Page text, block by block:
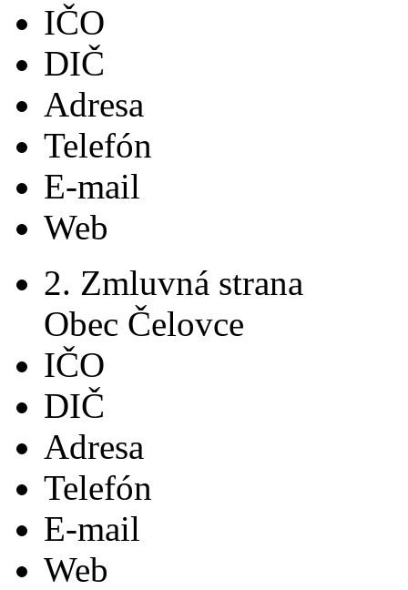
IČO
DIČ
Adresa
Telefón
E-mail
Web
2. Zmluvná strana
Obec Čelovce
IČO
DIČ
Adresa
Telefón
E-mail
Web